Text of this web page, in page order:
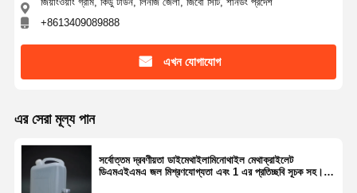
+8613409089888
এখন যোগাযোগ
এর সেরা মূল্য পান
সর্বোত্তম দ্রবণীয়তা ডাইমেথাইলামিনোথাইল মেথাক্রাইলেট
ডিএমএইএমএ জল মিশ্রণযোগ্যতা এবং 1 এর প্রতিচ্ছবি সূচক সহ।